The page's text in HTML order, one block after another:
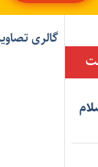
گالری تصاویر